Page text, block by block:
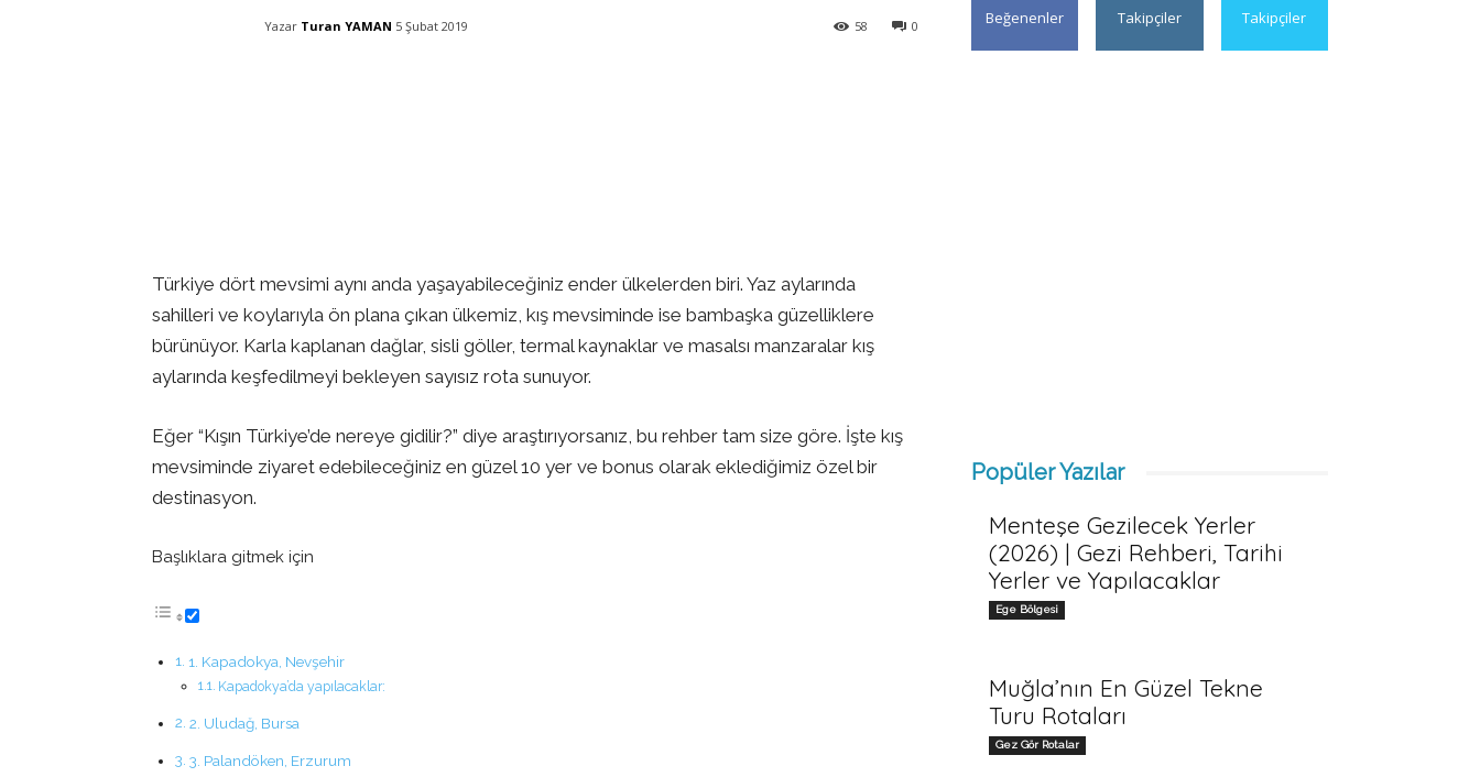
Yazar Turan YAMAN 5 Şubat 2019 0
58
Türkiye dört mevsimi aynı anda yaşayabileceğiniz ender ülkelerden biri. Yaz aylarında
sahilleri ve koylarıyla ön plana çıkan ülkemiz, kış mevsiminde ise bambaşka güzelliklere
bürünüyor. Karla kaplanan dağlar, sisli göller, termal kaynaklar ve masalsı manzaralar kış
aylarında keşfedilmeyi bekleyen sayısız rota sunuyor.
Eğer “Kışın Türkiye’de nereye gidilir?” diye araştırıyorsanız, bu rehber tam size göre. İşte kış
mevsiminde ziyaret edebileceğiniz en güzel 10 yer ve bonus olarak eklediğimiz özel bir
destinasyon.
Başlıklara gitmek için
1. Kapadokya, Nevşehir
Kapadokya’da yapılacaklar:
2. Uludağ, Bursa
3. Palandöken, Erzurum
Beğenenler Takipçiler Takipçiler
Popüler Yazılar
Menteşe Gezilecek Yerler
(2026) | Gezi Rehberi, Tarihi
Yerler ve Yapılacaklar
Ege Bölgesi
Muğla’nın En Güzel Tekne
Turu Rotaları
Gez Gör Rotalar